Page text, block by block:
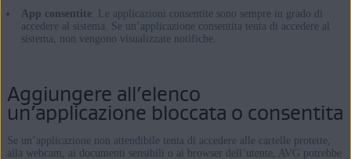
App consentite: Le applicazioni consentite sono sempre in grado di
accedere al sistema. Se un’applicazione consentita tenta di accedere al
sistema, non vengono visualizzate notifiche.
Aggiungere all’elenco
un’applicazione bloccata o consentita
Se un’applicazione non attendibile tenta di accedere alle cartelle protette,
alla webcam, ai documenti sensibili o ai browser dell’utente, AVG potrebbe